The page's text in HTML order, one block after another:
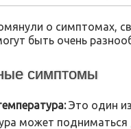
о симптомах,
быть очень
симптомы
Это один
может подниматься